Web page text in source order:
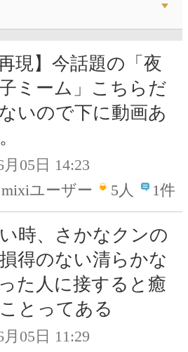
再現】今話題の「夜
ミーム」こちらだ
いので下に動画あ
月05日 14:23
mixiユーザー
5人 1件
時、さかなクンの
得のない清らかな
た人に接すると癒
とってある
月05日 11:29